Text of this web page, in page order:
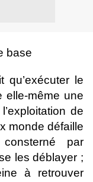
base
qu’exécuter le
elle-même une
de
monde défaille
par
les déblayer ;
à retrouver